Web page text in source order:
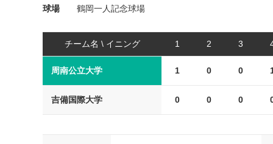
球場
鶴岡一人記念球場
チーム名 \ イニング 1 2 3
周南公立大学 1 0 0
吉備国際大学 0 0 0